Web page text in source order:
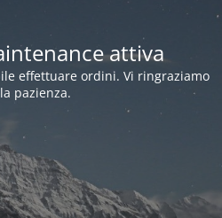
attiva
effettuare ordini. Vi ringraziamo
pazienza.